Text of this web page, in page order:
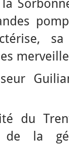
du
de la